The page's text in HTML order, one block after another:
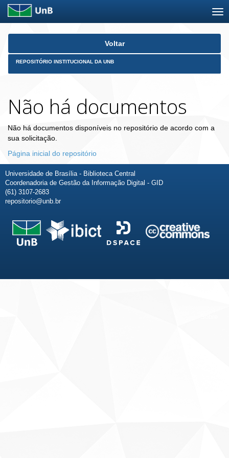
Skip
Voltar
REPOSITÓRIO INSTITUCIONAL DA UNB
Não há documentos
Não há documentos disponíveis no repositório de acordo com a
sua solicitação.
Página inicial do repositório
Universidade de Brasília - Biblioteca Central
Coordenadoria de Gestão da Informação Digital - GID
(61) 3107-2683
repositorio@unb.br